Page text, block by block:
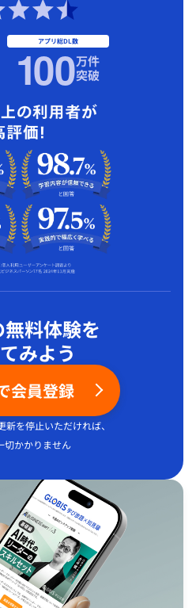
アプリ総DL数
100万件
突破
料体験を
みよう
会員登録
を停止いただければ、
切かかりません